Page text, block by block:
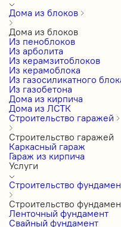
Дома из блоков
Дома из блоков
Из пеноблоков
Из арболита
Из керамзитоблоков
Из керамоблока
Из газосиликатного
Из газобетона
Дома из кирпича
Дома из ЛСТК
Строительство гаражей
Строительство гаражей
Каркасный гараж
Гараж из кирпича
Услуги
Строительство
Строительство
Ленточный фундамент
Свайный фундамент